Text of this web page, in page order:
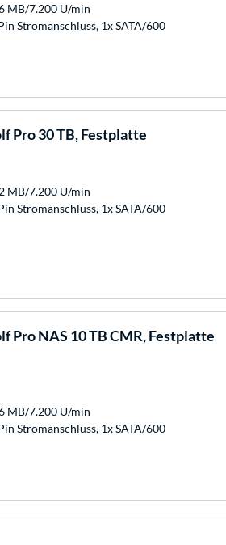
MB/7.200 U/min
Stromanschluss, 1x SATA/600
Pro 30 TB, Festplatte
MB/7.200 U/min
Stromanschluss, 1x SATA/600
Pro NAS 10 TB CMR, Festplatte
MB/7.200 U/min
Stromanschluss, 1x SATA/600